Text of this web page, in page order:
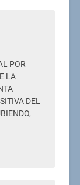
POR
LA
DEL